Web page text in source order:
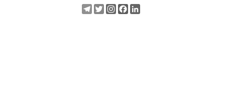
Telegram
TwitterInstagramFacebook